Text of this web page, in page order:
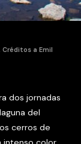
a Emil
dos jornadas
del
cerros de